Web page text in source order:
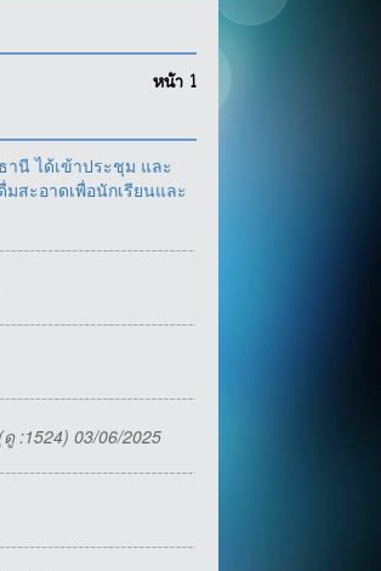
หน้า 1
นี ได้เข้าประชุม และ
สะอาดเพื่อนักเรียนและ
(ดู :1524) 03/06/2025